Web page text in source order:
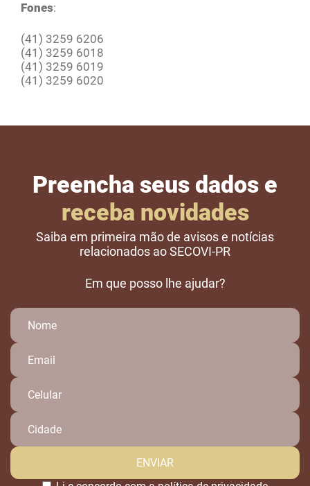
Fones:
(41) 3259 6206
(41) 3259 6018
(41) 3259 6019
(41) 3259 6020
Preencha seus dados e
receba novidades
Saiba em primeira mão de avisos e notícias
relacionados ao SECOVI-PR
Em que posso lhe ajudar?